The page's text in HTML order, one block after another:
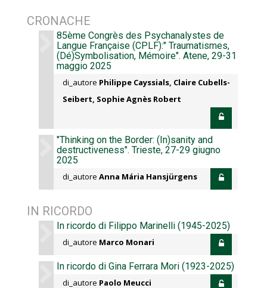
CRONACHE
85ème Congrès des Psychanalystes de
Langue Française (CPLF):" Traumatismes,
(Dé)Symbolisation, Mémoire". Atene, 29-31
maggio 2025
di_autore Philippe Cayssials, Claire Cubells-
Seibert, Sophie Agnès Robert
"Thinking on the Border: (In)sanity and
destructiveness". Trieste, 27-29 giugno
2025
di_autore Anna Mária Hansjürgens
IN RICORDO
In ricordo di Filippo Marinelli (1945-2025)
di_autore Marco Monari
In ricordo di Gina Ferrara Mori (1923-2025)
di_autore Paolo Meucci